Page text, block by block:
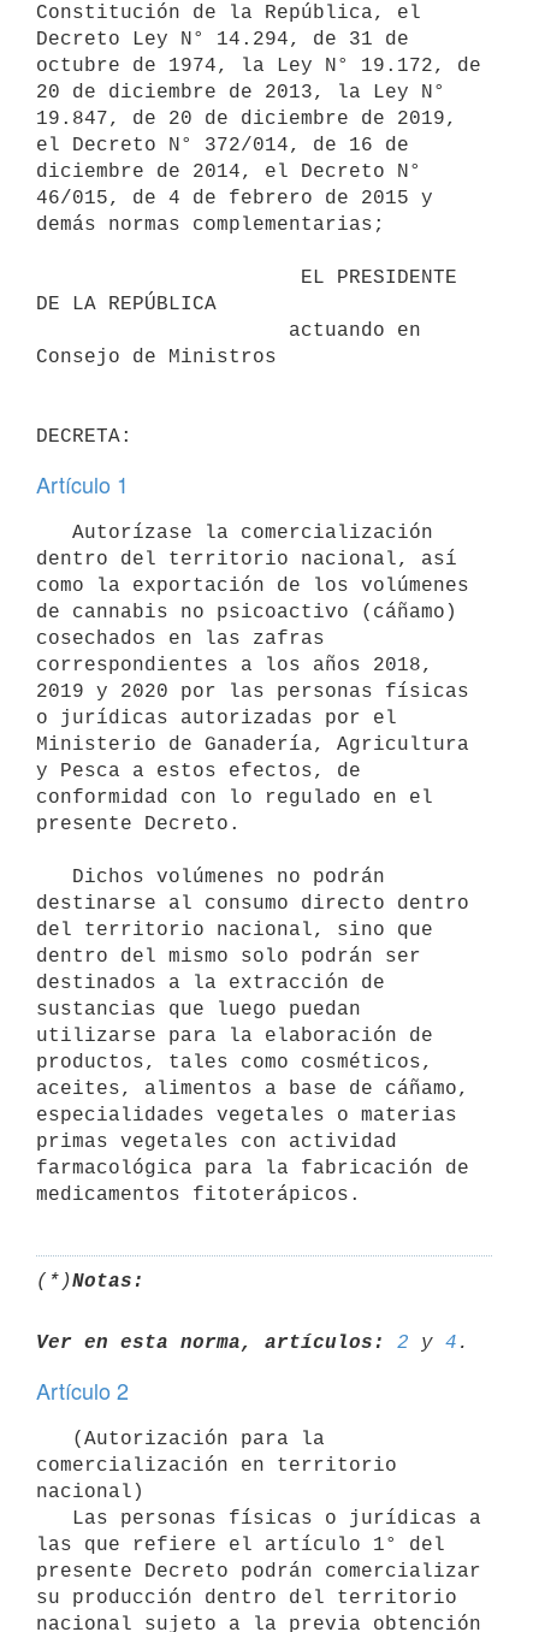
Constitución de la República, el
Decreto Ley N° 14.294, de 31 de
octubre de 1974, la Ley N° 19.172, de
20 de diciembre de 2013, la Ley N°
19.847, de 20 de diciembre de 2019,
el Decreto N° 372/014, de 16 de
diciembre de 2014, el Decreto N°
46/015, de 4 de febrero de 2015 y
demás normas complementarias;
DE LA REPÚBLICA
Consejo de Ministros
Artículo 1
dentro del territorio nacional, así
como la exportación de los volúmenes
de cannabis no psicoactivo (cáñamo)
cosechados en las zafras
correspondientes a los años 2018,
2019 y 2020 por las personas físicas
o jurídicas autorizadas por el
Ministerio de Ganadería, Agricultura
y Pesca a estos efectos, de
conformidad con lo regulado en el
presente Decreto.
destinarse al consumo directo dentro
del territorio nacional, sino que
dentro del mismo solo podrán ser
destinados a la extracción de
sustancias que luego puedan
utilizarse para la elaboración de
productos, tales como cosméticos,
aceites, alimentos a base de cáñamo,
especialidades vegetales o materias
primas vegetales con actividad
farmacológica para la fabricación de
(*)Notas:
Ver en esta norma, artículos: 2 y 4
Artículo 2
comercialización en territorio
nacional)
las que refiere el artículo 1° del
presente Decreto podrán comercializar
su producción dentro del territorio
nacional sujeto a la previa obtención